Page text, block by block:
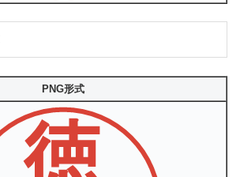
PNG形式